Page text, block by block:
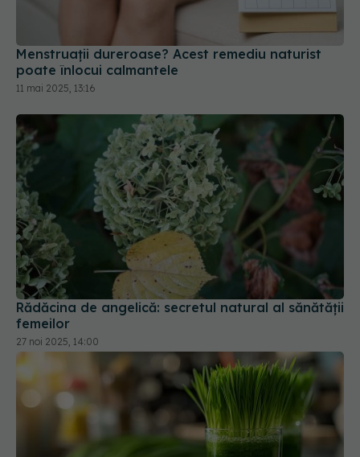
Menstruații dureroase? Acest remediu naturist
poate înlocui calmantele
11 mai 2025, 13:16
Rădăcina de angelică: secretul natural al sănătății
femeilor
27 noi 2025, 14:00